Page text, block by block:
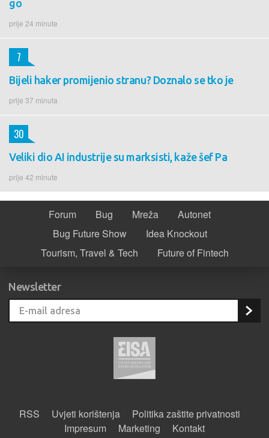
go
prije 24 minute
Bijeli haker promijenio stranu? Doznalo se tko je
prije 37 minuta
7
Veliki dio AI industrije su marksisti, kaže šef Pa
prije 42 minute
30
Forum Bug Mreža
Autonet
Bug Future Show
Idea Knockout
Tourism, Travel & Tech
Future of Fintech
Newsletter
RSS Uvjeti korištenja
Politika zaštite privatnosti
Impresum
Marketing Kontakt